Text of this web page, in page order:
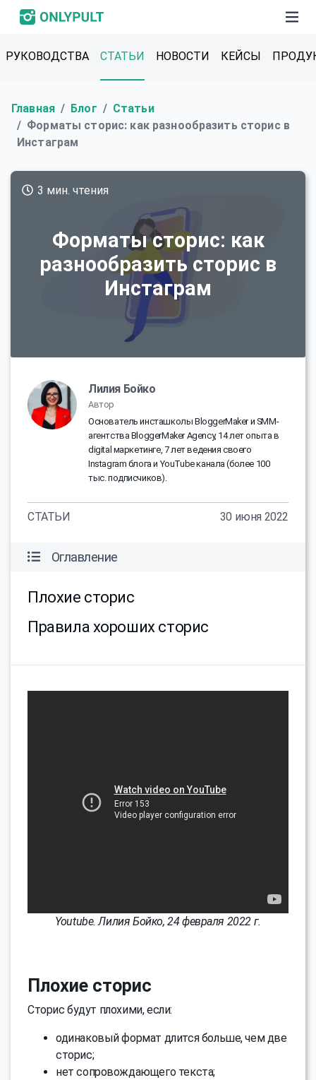
РУКОВОДСТВА СТАТЬИ НОВОСТИ КЕЙСЫ
Главная Блог
Статьи
Форматы сторис: как разнообразить сторис в
Инстаграм
Форматы сторис: как
разнообразить сторис в
Инстаграм
3 мин. чтения
Лилия Бойко
Автор
Основатель инсташколы BloggerMaker и SMM-
агентства BloggerMaker Agency, 14 лет опыта в
digital маркетинге, 7 лет ведения своего
Instagram блога и YouTube канала (более 100
тыс. подписчиков).
СТАТЬИ 30 июня 2022
Оглавление
Плохие сторис
Правила хороших сторис
Youtube. Лилия Бойко, 24 февраля 2022 г.
Плохие сторис
Сторис будут плохими, если:
одинаковый формат длится больше, чем две
сторис;
нет сопровождающего текста;